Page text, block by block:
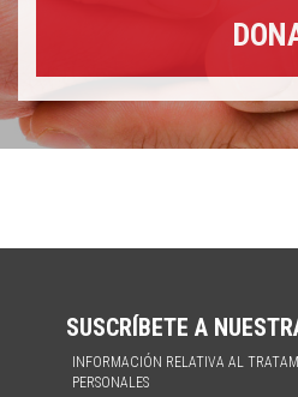
SUSCRÍBETE A
INFORMACIÓN RELATIVA AL
PERSONALES